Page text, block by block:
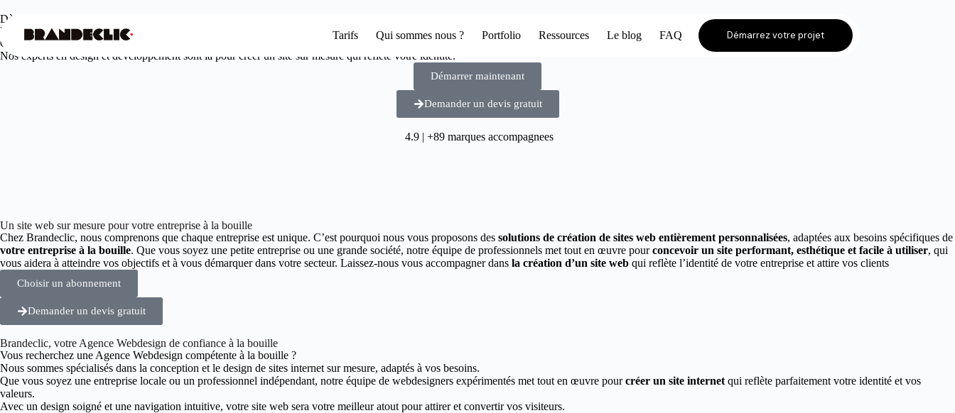
Tarifs Qui sommes nous ? Portfolio Ressources Le blog FAQ Démarrez votre projet
Dès
Votre agence web design à la bouille
Offrez à votre entreprise une présence en ligne unique et engageante.
Nos experts en design et développement sont là pour créer un site sur mesure qui reflète votre identité.
Démarrer maintenant
Demander un devis gratuit
4.9 | +89 marques accompagnees
Un site web sur mesure pour votre entreprise à la bouille
Chez Brandeclic, nous comprenons que chaque entreprise est unique. C’est pourquoi nous vous proposons des solutions de création de sites web entièrement personnalisées, adaptées aux besoins spécifiques de
votre entreprise à la bouille. Que vous soyez une petite entreprise ou une grande société, notre équipe de professionnels met tout en œuvre pourconcevoir un site performant, esthétique et facile à utiliser, qui
vous aidera à atteindre vos objectifs et à vous démarquer dans votre secteur. Laissez-nous vous accompagner dans la création d’un site web qui reflète l’identité de votre entreprise et attire vos clients
Choisir un abonnement
Demander un devis gratuit
Brandeclic, votre Agence Webdesign de confiance à la bouille
Vous recherchez une Agence Webdesign compétente à la bouille ?
Nous sommes spécialisés dans la conception et le design de sites internet sur mesure, adaptés à vos besoins.
Que vous soyez une entreprise locale ou un professionnel indépendant, notre équipe de webdesigners expérimentés met tout en œuvre pourcréer un site internet qui reflète parfaitement votre identité et vos
valeurs.
Avec un design soigné et une navigation intuitive, votre site web sera votre meilleur atout pour attirer et convertir vos visiteurs.